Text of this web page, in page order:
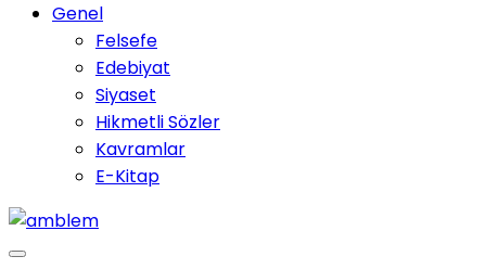
Genel
Felsefe
Edebiyat
Siyaset
Hikmetli Sözler
Kavramlar
E-Kitap